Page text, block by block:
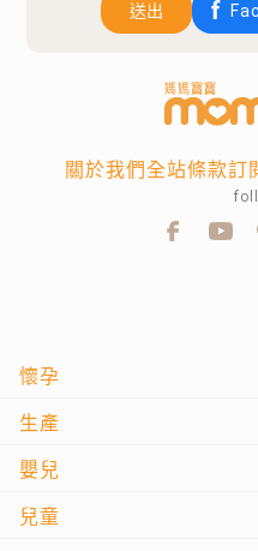
送出
懷孕
生產
嬰兒
兒童
關於我們全站條款訂